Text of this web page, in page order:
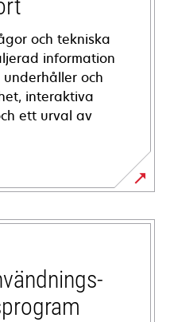
och tekniska
information
och
interaktiva
ett urval av